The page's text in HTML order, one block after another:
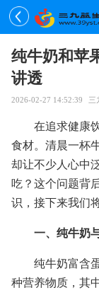
纯牛奶和苹
讲透
2026-02-27 14:52:39 三
在追求健康
食材。清晨一杯
却让不少人心中
吃？这个问题背
识，接下来我们
一、纯牛奶
纯牛奶富含
种营养物质，其